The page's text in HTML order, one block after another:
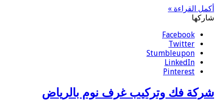
أكمل القراءة »
شاركها
Facebook
Twitter
Stumbleupon
LinkedIn
Pinterest
شركة فك وتركيب غرف نوم بالرياض